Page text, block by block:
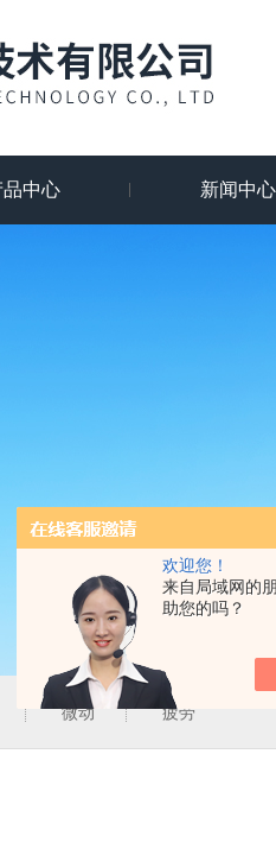
欢迎您！
来自局域网的
助您的吗？
品中心 新闻中心
微动 疲劳